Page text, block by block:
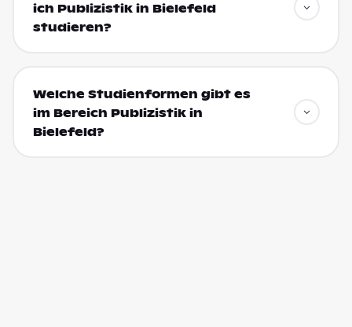
ich Publizistik in Bielefeld
studieren?
Welche Studienformen gibt es
im Bereich Publizistik in
Bielefeld?